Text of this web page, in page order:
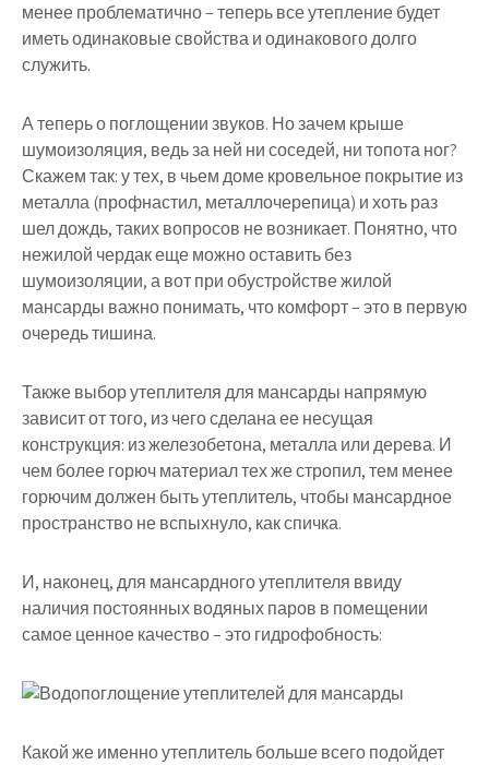
менее проблематично – теперь все утепление будет
иметь одинаковые свойства и одинакового долго
служить.
А теперь о поглощении звуков. Но зачем крыше
шумоизоляция, ведь за ней ни соседей, ни топота ног?
Скажем так: у тех, в чьем доме кровельное покрытие из
металла (профнастил, металлочерепица) и хоть раз
шел дождь, таких вопросов не возникает. Понятно, что
нежилой чердак еще можно оставить без
шумоизоляции, а вот при обустройстве жилой
мансарды важно понимать, что комфорт – это в первую
очередь тишина.
Также выбор утеплителя для мансарды напрямую
зависит от того, из чего сделана ее несущая
конструкция: из железобетона, металла или дерева. И
чем более горюч материал тех же стропил, тем менее
горючим должен быть утеплитель, чтобы мансардное
пространство не вспыхнуло, как спичка.
И, наконец, для мансардного утеплителя ввиду
наличия постоянных водяных паров в помещении
самое ценное качество – это гидрофобность:
Какой же именно утеплитель больше всего подойдет